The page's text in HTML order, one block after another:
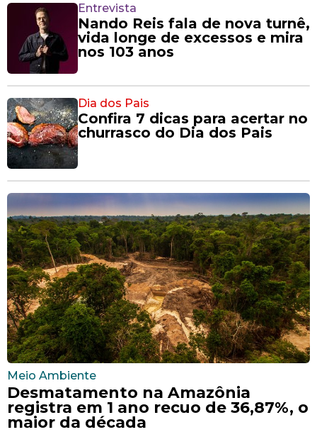
Entrevista
Nando Reis fala de nova turnê,
vida longe de excessos e mira
nos 103 anos
Dia dos Pais
Confira 7 dicas para acertar no
churrasco do Dia dos Pais
Meio Ambiente
Desmatamento na Amazônia
registra em 1 ano recuo de 36,87%, o
maior da década